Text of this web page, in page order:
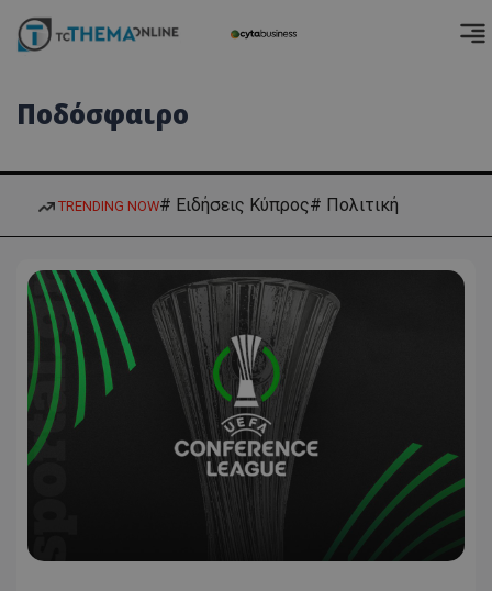
Ποδόσφαιρο
TRENDING NOW# Ειδήσεις Κύπρος# Πολιτική